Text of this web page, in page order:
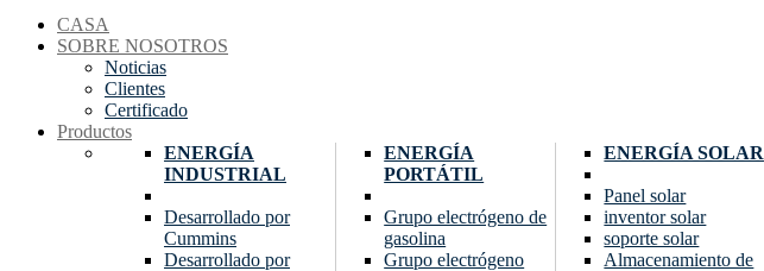
CASA
SOBRE NOSOTROS
Noticias
Clientes
Certificado
Productos
ENERGÍA
INDUSTRIAL
Desarrollado por
Cummins
Desarrollado por
ENERGÍA
PORTÁTIL
Grupo electrógeno de
gasolina
Grupo electrógeno
ENERGÍA SOLAR
Panel solar
inventor solar
soporte solar
Almacenamiento de